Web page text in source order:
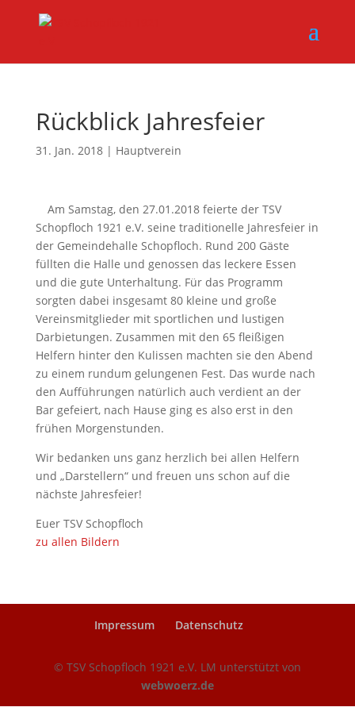
Rückblick Jahresfeier
31. Jan. 2018| Hauptverein
Am Samstag, den 27.01.2018 feierte der TSV
Schopfloch 1921 e.V. seine traditionelle Jahresfeier in
der Gemeindehalle Schopfloch. Rund 200 Gäste
füllten die Halle und genossen das leckere Essen
und die gute Unterhaltung. Für das Programm
sorgten dabei insgesamt 80 kleine und große
Vereinsmitglieder mit sportlichen und lustigen
Darbietungen. Zusammen mit den 65 fleißigen
Helfern hinter den Kulissen machten sie den Abend
zu einem rundum gelungenen Fest. Das wurde nach
den Aufführungen natürlich auch verdient an der
Bar gefeiert, nach Hause ging es also erst in den
frühen Morgenstunden.
Wir bedanken uns ganz herzlich bei allen Helfern
und „Darstellern“ und freuen uns schon auf die
nächste Jahresfeier!
Euer TSV Schopfloch
zu allen Bildern
Impressum Datenschutz
© TSV Schopfloch 1921 e.V. LM unterstützt von
webwoerz.de